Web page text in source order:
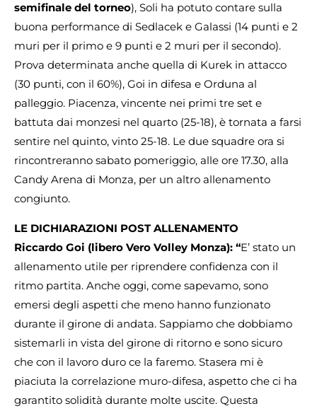
semifinale del torneo), Soli ha potuto contare sulla
buona performance di Sedlacek e Galassi (14 punti e 2
muri per il primo e 9 punti e 2 muri per il secondo).
Prova determinata anche quella di Kurek in attacco
(30 punti, con il 60%), Goi in difesa e Orduna al
palleggio. Piacenza, vincente nei primi tre set e
battuta dai monzesi nel quarto (25-18), è tornata a farsi
sentire nel quinto, vinto 25-18. Le due squadre ora si
rincontreranno sabato pomeriggio, alle ore 17.30, alla
Candy Arena di Monza, per un altro allenamento
congiunto.
LE DICHIARAZIONI POST ALLENAMENTO
Riccardo Goi (libero Vero Volley Monza): “E’ stato un
allenamento utile per riprendere confidenza con il
ritmo partita. Anche oggi, come sapevamo, sono
emersi degli aspetti che meno hanno funzionato
durante il girone di andata. Sappiamo che dobbiamo
sistemarli in vista del girone di ritorno e sono sicuro
che con il lavoro duro ce la faremo. Stasera mi è
piaciuta la correlazione muro-difesa, aspetto che ci ha
garantito solidità durante molte uscite. Questa